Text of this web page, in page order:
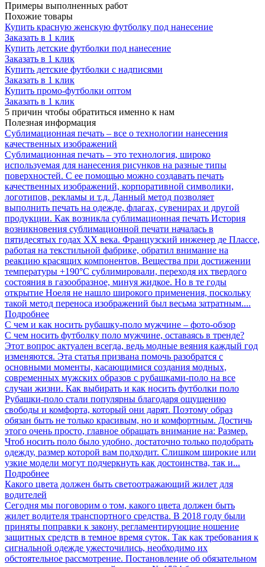
Примеры выполненных работ
Похожие товары
Купить красную женскую футболку под нанесение
Заказать в 1 клик
Купить детские футболки под нанесение
Заказать в 1 клик
Купить детские футболки с надписями
Заказать в 1 клик
Купить промо-футболки оптом
Заказать в 1 клик
5 причин чтобы обратиться именно к нам
Полезная информация
Сублимационная печать – все о технологии нанесения
качественных изображений
Сублимационная печать – это технология, широко
используемая для нанесения рисунков на разные типы
поверхностей. С ее помощью можно создавать печать
качественных изображений, корпоративной символики,
логотипов, рекламы и т.д. Данный метод позволяет
выполнить печать на одежде, флагах, сувенирах и другой
продукции. Как возникла сублимационная печать История
возникновения сублимационной печати началась в
пятидесятых годах ХХ века. Французский инженер де Плассе,
работая на текстильной фабрике, обратил внимание на
реакцию красящих компонентов. Вещества при достижении
температуры +190°С сублимировали, переходя их твердого
состояния в газообразное, минуя жидкое. Но в те годы
открытие Ноеля не нашло широкого применения, поскольку
такой метод переноса изображений был весьма затратным....
Подробнее
С чем и как носить рубашку-поло мужчине – фото-обзор
С чем носить футболку поло мужчине, оставаясь в тренде?
Этот вопрос актуален всегда, ведь модные веяния каждый год
изменяются. Эта статья призвана помочь разобратся с
основными моменты, касающимися создания модных,
современных мужских образов с рубашками-поло на все
случаи жизни. Как выбирать и как носить футболки поло
Рубашки-поло стали популярны благодаря ощущению
свободы и комфорта, который они дарят. Поэтому образ
обязан быть не только красивым, но и комфортным. Достичь
этого очень просто, главное обращать внимание на: Размер.
Чтоб носить поло было удобно, достаточно только подобрать
одежду, размер которой вам подходит. Слишком широкие или
узкие модели могут подчеркнуть как достоинства, так и...
Подробнее
Какого цвета должен быть светоотражающий жилет для
водителей
Сегодня мы поговорим о том, какого цвета должен быть
жилет водителя транспортного средства. В 2018 году были
приняты поправки к закону, регламентирующие ношение
защитных средств в темное время суток. Так как требования к
сигнальной одежде ужесточились, необходимо их
обстоятельное рассмотрение. Постановление об обязательном